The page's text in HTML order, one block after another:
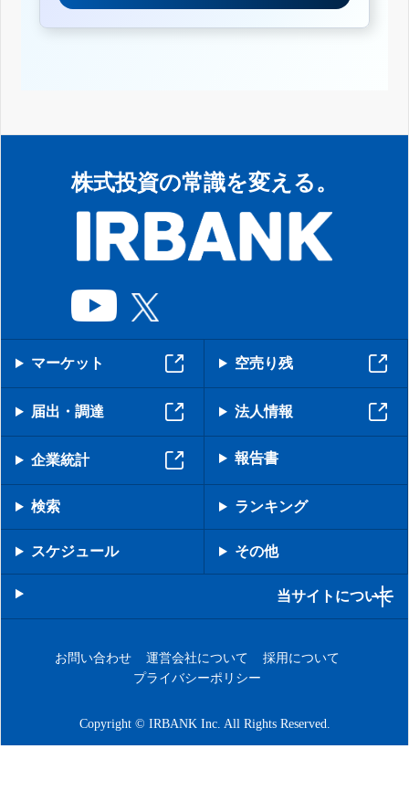
株式投資の常識を変える。
マーケット 空売り残
届出・調達 法人情報
企業統計 報告書
検索 ランキング
スケジュール その他
当サイトについて
お問い合わせ 運営会社について
採用について
プライバシーポリシー
Copyright © IRBANK Inc. All Rights Reserved.